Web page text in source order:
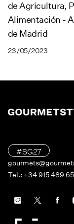
de Agricultura,
Alimentación -
de Madrid
23/05/2023
#SG27
Tel.: +34 915 489